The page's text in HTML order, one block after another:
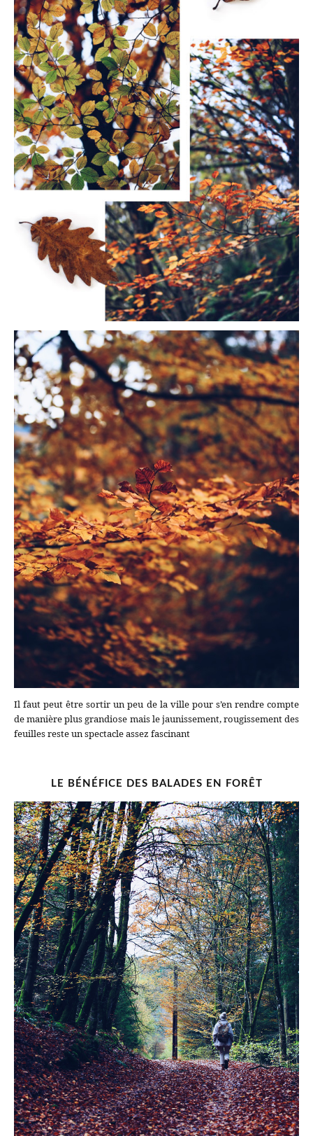
Il faut peut être sortir un peu de la ville pour s’en rendre compte
de manière plus grandiose mais le jaunissement, rougissement des
feuilles reste un spectacle assez fascinant
LE BÉNÉFICE DES BALADES EN FORÊT